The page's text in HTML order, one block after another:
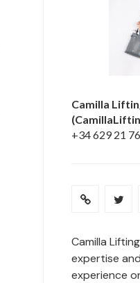
Camilla
+34 629 21
Camilla
expertise
experience